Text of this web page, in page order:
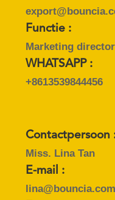
Functie :
Marketing director
WHATSAPP :
+8613539844456
Contactpersoon
Miss. Lina Tan
E-mail :